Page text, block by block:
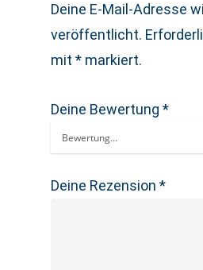
Deine E-Mail-Adresse
veröffentlicht.
mit * markiert.
Deine Bewertung *
Deine Rezension *